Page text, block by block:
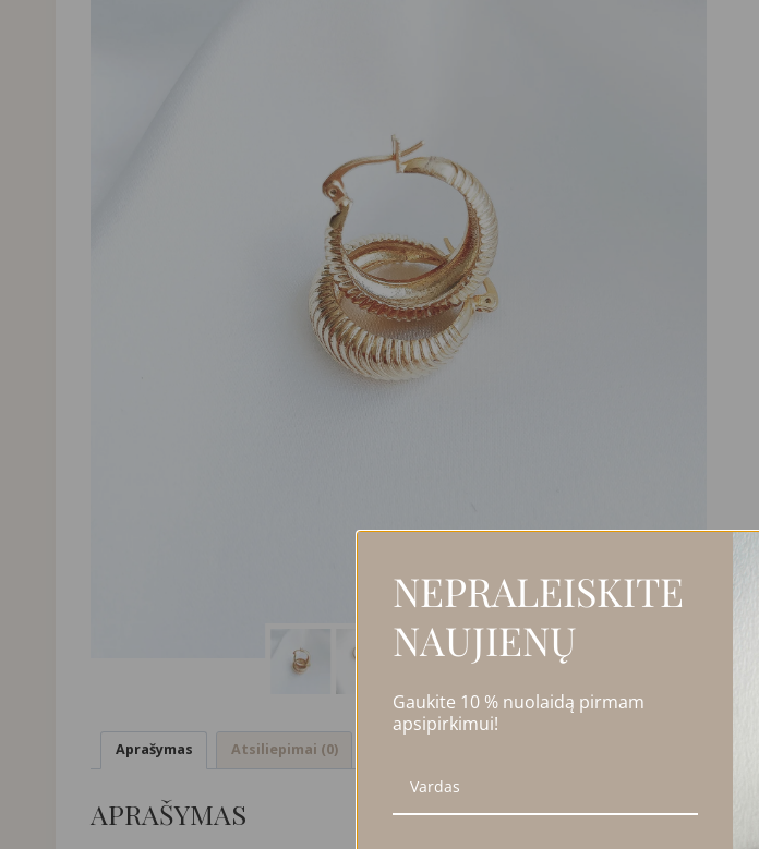
Aprašymas Atsiliepimai (0)
APRAŠYMAS
NEPRALEISKITE
NAUJIENŲ
Gaukite 10 % nuolaidą pirmam
apsipirkimui!